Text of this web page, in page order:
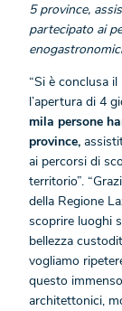
5 province,
partecipato ai
“Si è conclusa
l’apertura di 4
mila persone
province,
ai percorsi di
territorio”.
della Regione
scoprire luoghi
bellezza
vogliamo
questo
architettonici,